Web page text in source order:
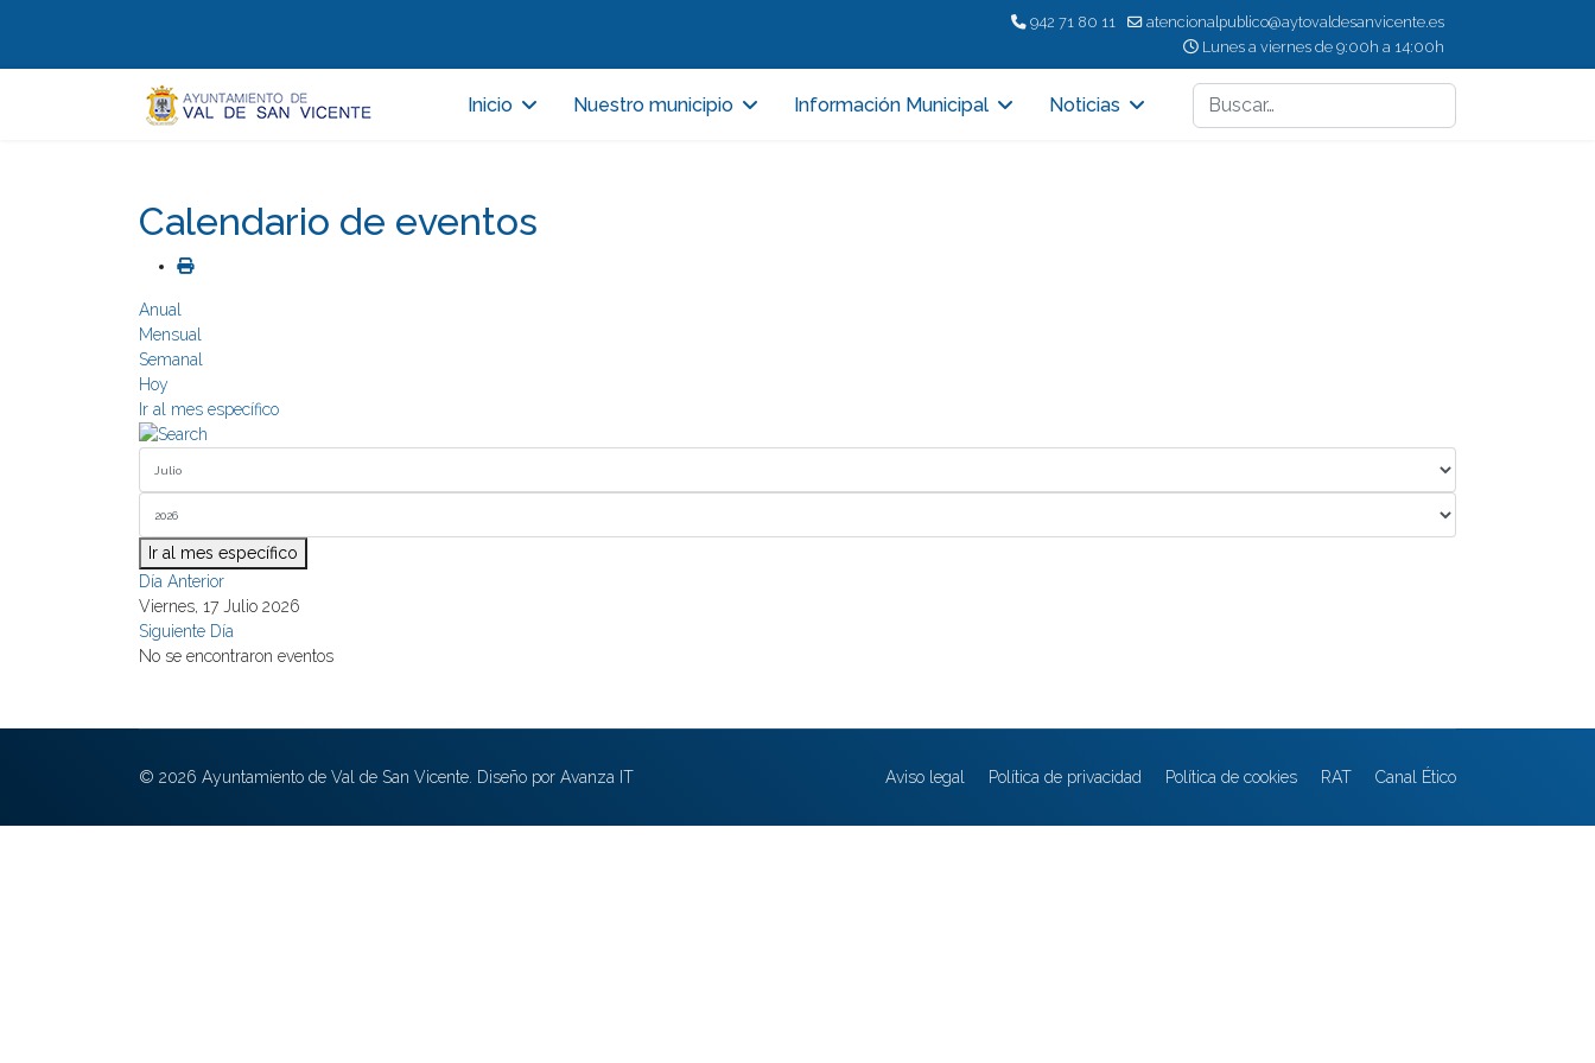
942 71 80 11
atencionalpublico@aytovaldesanvicente.es
Lunes a viernes de 9:00h a 14:00h
Inicio Nuestro municipio Información Municipal Noticias
Buscar
Calendario de eventos
Anual
Mensual
Semanal
Hoy
Ir al mes específico
Ir al mes específico
Día Anterior
Viernes, 17 Julio 2026
Siguiente Día
No se encontraron eventos
© 2026 Ayuntamiento de Val de San Vicente. Diseño por Avanza IT Aviso legal Política de privacidad Política de cookies RAT Canal Ético